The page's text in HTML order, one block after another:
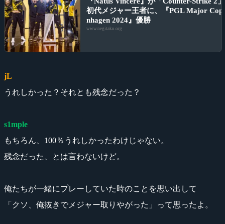
初代メジャー王者に、『PGL Major
nhagen 2024』優勝
www.negitaku.org
jL
うれしかった？それとも残念だった？
s1mple
もちろん、100％うれしかったわけじゃない。
残念だった、とは言わないけど。
俺たちが一緒にプレーしていた時のことを思い出して
「クソ、俺抜きでメジャー取りやがった」って思ったよ。